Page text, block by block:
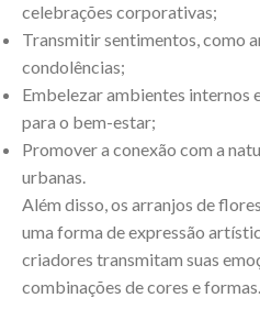
celebrações corporativas;
Transmitir sentimentos, como
condolências;
Embelezar ambientes internos
para o bem-estar;
Promover a conexão com a
urbanas.
Além disso, os arranjos de
uma forma de expressão
criadores transmitam suas
combinações de cores e formas.